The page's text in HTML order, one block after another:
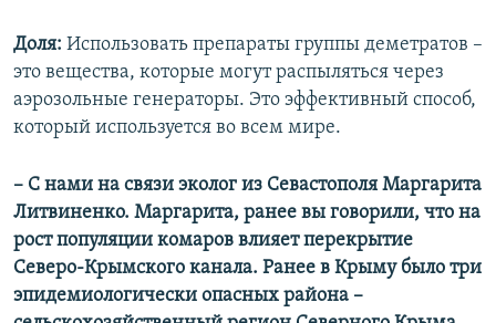
Доля: Использовать препараты группы деметратов –
это вещества, которые могут распыляться через
аэрозольные генераторы. Это эффективный способ,
который используется во всем мире.
– С нами на связи эколог из Севастополя Маргарита
Литвиненко. Маргарита, ранее вы говорили, что на
рост популяции комаров влияет перекрытие
Северо-Крымского канала. Ранее в Крыму было три
эпидемиологически опасных района –